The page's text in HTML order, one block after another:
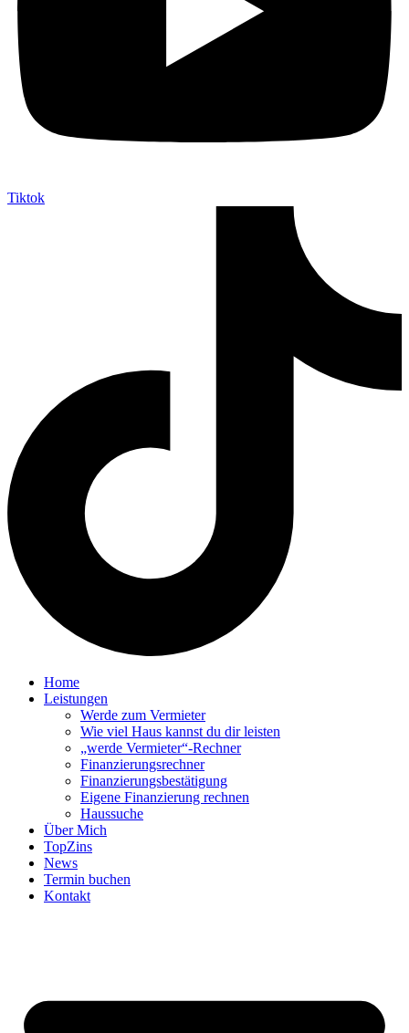
Tiktok
Home
Leistungen
Werde zum Vermieter
Wie viel Haus kannst du dir leisten
„werde Vermieter“-Rechner
Finanzierungsrechner
Finanzierungsbestätigung
Eigene Finanzierung rechnen
Haussuche
Über Mich
TopZins
News
Termin buchen
Kontakt